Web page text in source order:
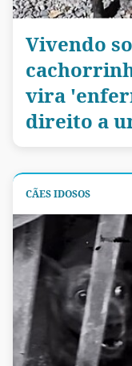
Vivendo
vira
direito a
CÃES IDOSOS